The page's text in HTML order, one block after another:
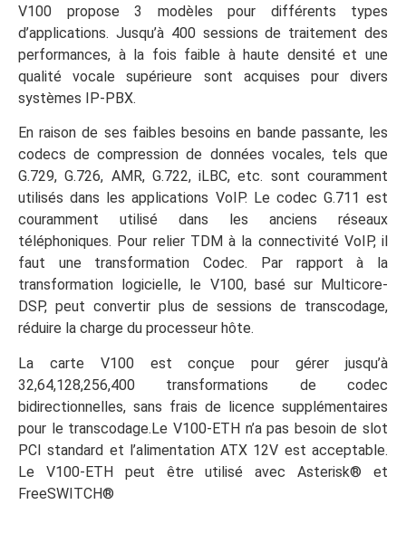
V100 propose 3 modèles pour différents types
d’applications. Jusqu’à 400 sessions de traitement des
performances, à la fois faible à haute densité et une
qualité vocale supérieure sont acquises pour divers
systèmes IP-PBX.
En raison de ses faibles besoins en bande passante, les
codecs de compression de données vocales, tels que
G.729, G.726, AMR, G.722, iLBC, etc. sont couramment
utilisés dans les applications VoIP. Le codec G.711 est
couramment utilisé dans les anciens réseaux
téléphoniques. Pour relier TDM à la connectivité VoIP, il
faut une transformation Codec. Par rapport à la
transformation logicielle, le V100, basé sur Multicore-
DSP, peut convertir plus de sessions de transcodage,
réduire la charge du processeur hôte.
La carte V100 est conçue pour gérer jusqu’à
32,64,128,256,400 transformations de codec
bidirectionnelles, sans frais de licence supplémentaires
pour le transcodage.Le V100-ETH n’a pas besoin de slot
PCI standard et l’alimentation ATX 12V est acceptable.
Le V100-ETH peut être utilisé avec Asterisk® et
FreeSWITCH®